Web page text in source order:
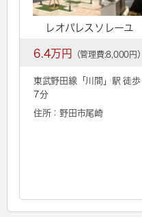
レオパレスソレーユ
6.4万円 （管理費:8,000円）
東武野田線「 川間 」駅 徒歩
7分
住所：野田市尾崎